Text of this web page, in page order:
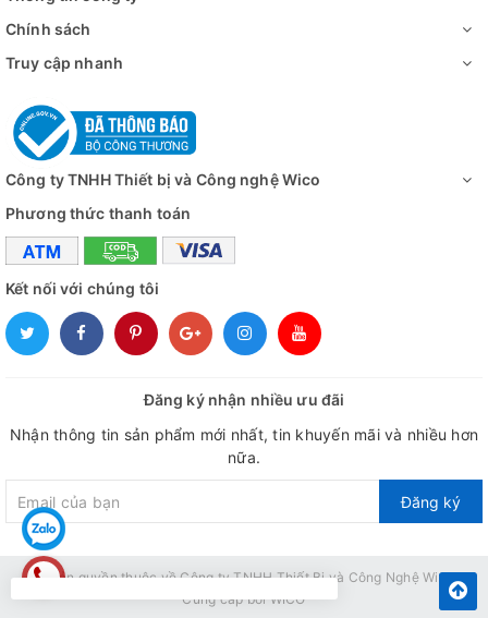
Chính sách
Truy cập nhanh
Công ty TNHH Thiết bị và Công nghệ Wico
Phương thức thanh toán
Kết nối với chúng tôi
Đăng ký nhận nhiều ưu đãi
Nhận thông tin sản phẩm mới nhất, tin khuyến mãi và nhiều hơn
nữa.
Đăng ký
© Bản quyền thuộc vềCông ty TNHH Thiết Bị và Công Nghệ Wico
Cung cấp bởiWICO